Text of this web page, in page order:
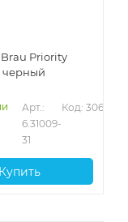
Priority
черный
Арт.:
6.31009-
31
Код: 30656
Купить